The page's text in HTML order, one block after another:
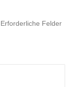
Erforderliche Felder